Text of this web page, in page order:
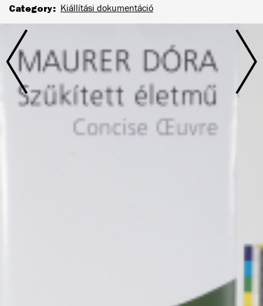
Category Kiállítási dokumentáció